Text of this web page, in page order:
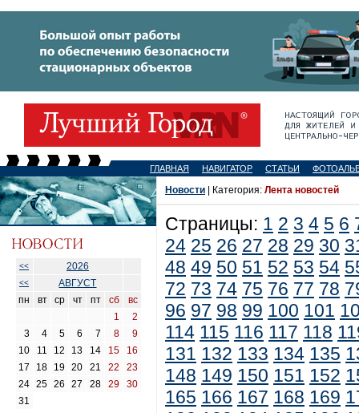
ГЛАВНАЯ НАВИГАТОР СТАТЬИ
<< 2026
<<
АВГУСТ
пн
вт ср чт пт сб
вс
1
2
3
4 5 6 7 8
9
10
11 12 13 14 15
16
17
18 19 20 21 22
23
24
25 26 27 28 29
30
31
Новости | Категория: Лента новостей
Страницы: 1 2 3 4 5 6
24 25 26 27 28 29 30
48 49 50 51 52 53 54
72 73 74 75 76 77 78
96 97 98 99 100 101
114 115 116 117 118
131 132 133 134 135
148 149 150 151 152
165 166 167 168 169